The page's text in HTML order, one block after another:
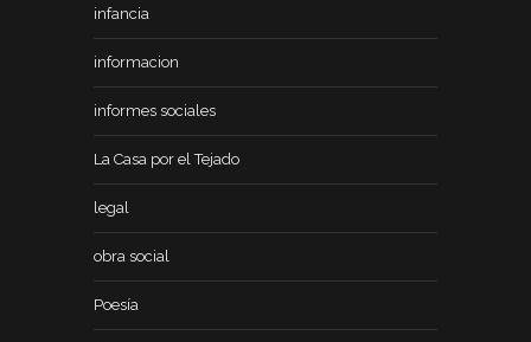
infancia
informacion
informes sociales
La Casa por el Tejado
legal
obra social
Poesía